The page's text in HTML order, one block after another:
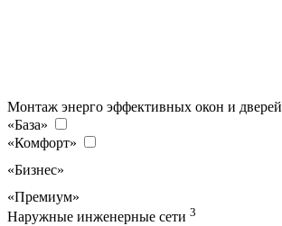
Монтаж энерго эффективных окон и дверей
«База»
«Комфорт»
«Бизнес»
«Премиум»
Наружные инженерные сети 3